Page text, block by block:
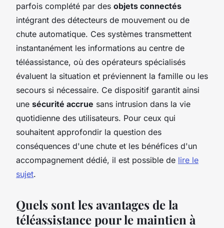
parfois complété par des objets connectés
intégrant des détecteurs de mouvement ou de
chute automatique. Ces systèmes transmettent
instantanément les informations au centre de
téléassistance, où des opérateurs spécialisés
évaluent la situation et préviennent la famille ou les
secours si nécessaire. Ce dispositif garantit ainsi
une sécurité accrue sans intrusion dans la vie
quotidienne des utilisateurs. Pour ceux qui
souhaitent approfondir la question des
conséquences d'une chute et les bénéfices d'un
accompagnement dédié, il est possible de lire le
sujet.
Quels sont les avantages de la
téléassistance pour le maintien à